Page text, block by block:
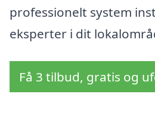
professionelt system
eksperter i dit
Få 3 tilbud, gratis og